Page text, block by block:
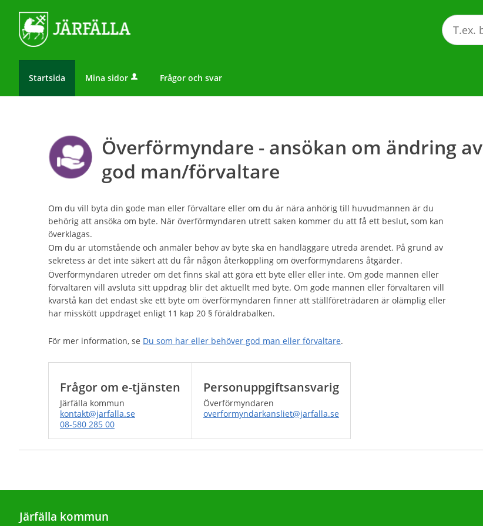
Startsida Mina sidor Frågor och svar
Överförmyndare - ansökan om ändring av
god man/förvaltare
Om du vill byta din gode man eller förvaltare eller om du är nära anhörig till huvudmannen är du
behörig att ansöka om byte. När överförmyndaren utrett saken kommer du att få ett beslut, som kan
överklagas.
Om du är utomstående och anmäler behov av byte ska en handläggare utreda ärendet. På grund av
sekretess är det inte säkert att du får någon återkoppling om överförmyndarens åtgärder.
Överförmyndaren utreder om det finns skäl att göra ett byte eller eller inte. Om gode mannen eller
förvaltaren vill avsluta sitt uppdrag blir det aktuellt med byte. Om gode mannen eller förvaltaren vill
kvarstå kan det endast ske ett byte om överförmyndaren finner att ställföreträdaren är olämplig eller
har misskött uppdraget enligt 11 kap 20 § föräldrabalken.
För mer information, se Du som har eller behöver god man eller förvaltare.
Frågor om e-tjänsten
Järfälla kommun
kontakt@jarfalla.se
08-580 285 00
Personuppgiftsansvarig
Överförmyndaren
overformyndarkansliet@jarfalla.se
Järfälla kommun